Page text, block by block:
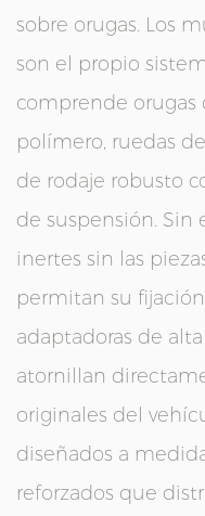
sobre orugas. Los
son el propio
comprende orugas
polímero, ruedas
de rodaje robusto
de suspensión. Sin
inertes sin las
permitan su
adaptadoras de
atornillan
originales del
diseñados a
reforzados que